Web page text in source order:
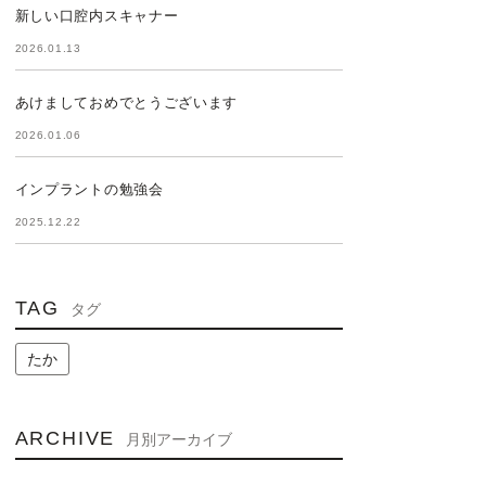
新しい口腔内スキャナー
2026.01.13
あけましておめでとうございます
2026.01.06
インプラントの勉強会
2025.12.22
TAG タグ
たか
ARCHIVE 月別アーカイブ